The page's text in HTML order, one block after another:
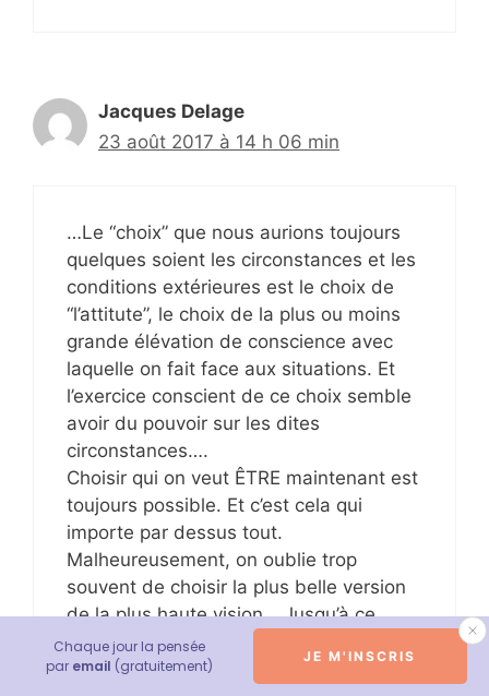
Jacques Delage
23 août 2017 à 14 h 06 min
…Le “choix” que nous aurions toujours
quelques soient les circonstances et les
conditions extérieures est le choix de
“l’attitute”, le choix de la plus ou moins
grande élévation de conscience avec
laquelle on fait face aux situations. Et
l’exercice conscient de ce choix semble
avoir du pouvoir sur les dites
circonstances….
Choisir qui on veut ÊTRE maintenant est
toujours possible. Et c’est cela qui
importe par dessus tout.
Malheureusement, on oublie trop
souvent de choisir la plus belle version
de la plus haute vision….Jusqu’à ce
qu’on comprenne vraiment que c’est ça
qui est le plus important.
Chaque jour la pensée
par email (gratuitement) JE M'INSCRIS